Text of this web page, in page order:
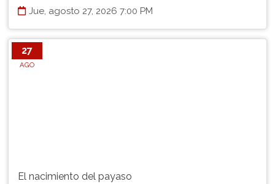
Jue, agosto 27, 2026 7:00 PM
27
AGO
El nacimiento del payaso